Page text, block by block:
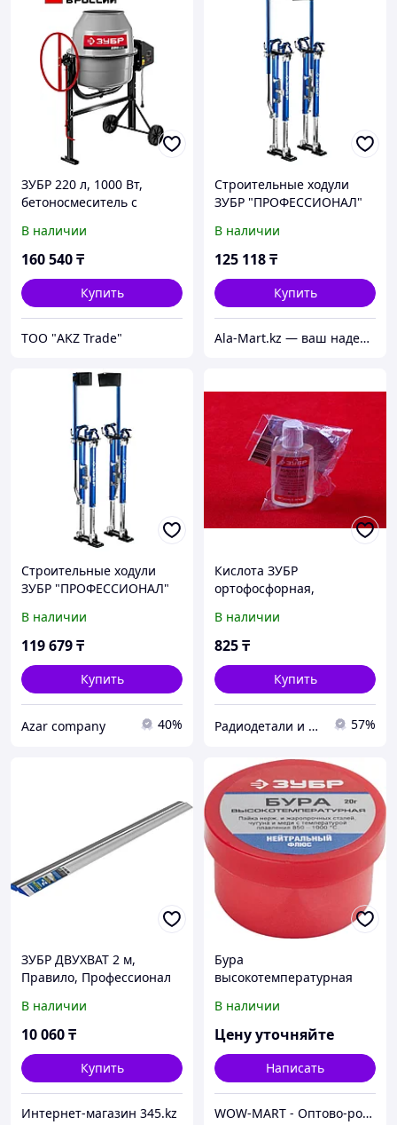
ЗУБР 220 л, 1000 Вт,
бетоносмеситель с
(БМЧ-220)
В наличии
160 540₸
Купить
ТОО "AKZ Trade"
Строительные ходули
ЗУБР "ПРОФЕССИОНАЛ"
В наличии
125 118₸
Купить
Ala-Mart.kz — ваш надежный партнер в мире качественных товаров.
Строительные ходули
ЗУБР "ПРОФЕССИОНАЛ"
В наличии
119 679₸
Купить
Azar company 40%
Кислота ЗУБР
ортофосфорная,
В наличии
825₸
Купить
Радиодетали и робототехника в Казахстане "RadioMart" 57%
ЗУБР ДВУХВАТ 2 м,
Правило, Профессионал
В наличии
10 060₸
Купить
Интернет-магазин 345.kz
Бура
высокотемпературная
нейтральный, 20гр
В наличии
Цену уточняйте
Написать
WOW-MART - Оптово-розничный Склад - товары на заказ до двери